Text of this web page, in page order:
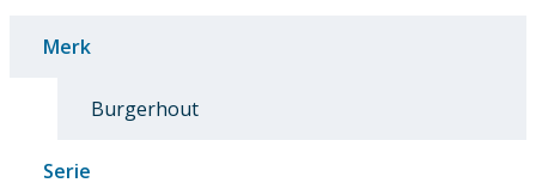
Merk
Burgerhout
Serie